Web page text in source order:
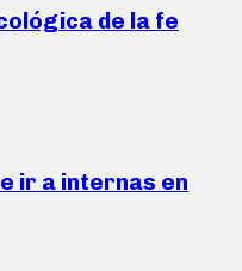
de la fe
ir a internas en